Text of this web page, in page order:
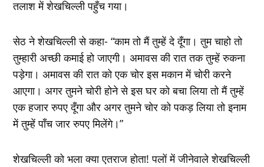
तलाश में शेखचिल्ली पहुँच गया।
सेठ ने शेखचिल्ली से कहा- “काम तो मैं तुम्हें दे दूँगा। तुम चाहो तो
तुम्हारी अच्छी कमाई हो जाएगी। अमावस की रात तक तुम्हें रुकना
पड़ेगा। अमावस की रात को एक चोर इस मकान में चोरी करने
आएगा। अगर तुमने चोरी होने से इस घर को बचा लिया तो मैं तुम्हें
एक हजार रुपए दूँगा और अगर तुमने चोर को पकड़ लिया तो इनाम
में तुम्हें पाँच जार रुपए मिलेंगे।”
शेखचिल्ली को भला क्या एतराज होता! पलों में जीनेवाले शेखचिल्ली